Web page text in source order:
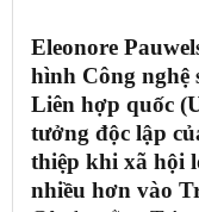
Eleonore
hình Công nghệ
Liên hợp quốc
tưởng độc lập
thiệp khi xã hội
nhiều hơn vào